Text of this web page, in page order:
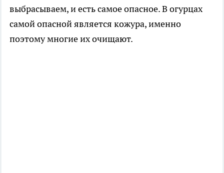
выбрасываем, и есть самое опасное. В огурцах
самой опасной является кожура, именно
поэтому многие их очищают.